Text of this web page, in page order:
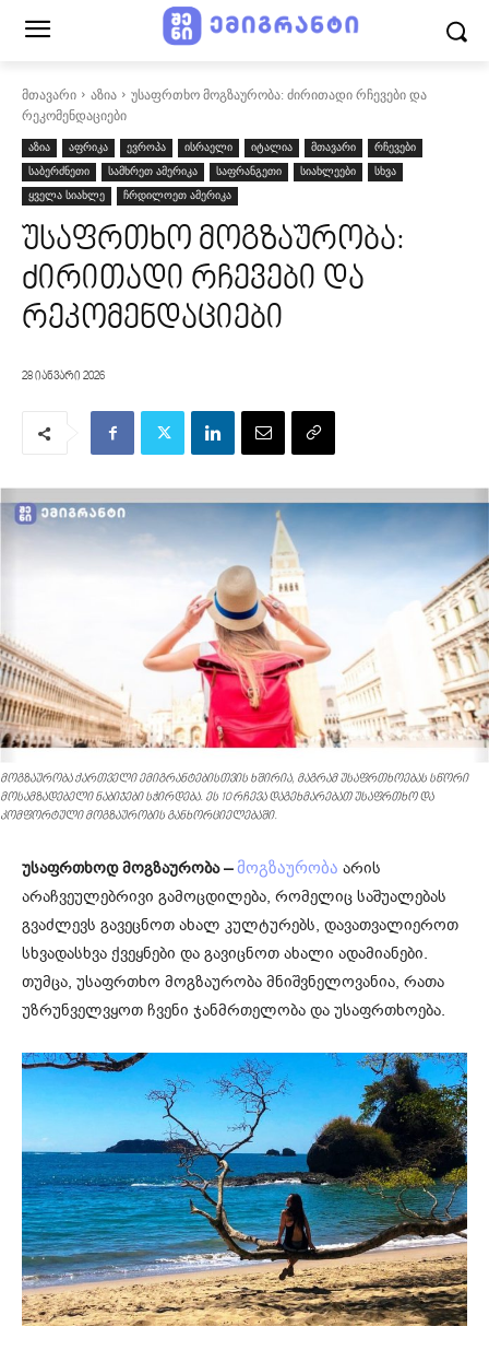
მთავარი აზია
უსაფრთხო მოგზაურობა: ძირითადი რჩევები და
რეკომენდაციები
აზია აფრიკა ევროპა ისრაელი იტალია მთავარი
რჩევები
საბერძნეთი
სამხრეთ ამერიკა საფრანგეთი სიახლეები
სხვა
ყველა სიახლე
ჩრდილოეთ ამერიკა
უსაფრთხო მოგზაურობა:
ძირითადი რჩევები და
რეკომენდაციები
28 იანვარი 2026
მოგზაურობა ქართველი ემიგრანტებისთვის ხშირია, მაგრამ უსაფრთხოებას სწორი
მოსამზადებელი ნაბიჯები სჭირდება. ეს 10 რჩევა დაგეხმარებათ უსაფრთხო და
კომფორტული მოგზაურობის განხორციელებაში.
უსაფრთხოდ მოგზაურობა – მოგზაურობა არის
არაჩვეულებრივი გამოცდილება, რომელიც საშუალებას
გვაძლევს გავეცნოთ ახალ კულტურებს, დავათვალიეროთ
სხვადასხვა ქვეყნები და გავიცნოთ ახალი ადამიანები.
თუმცა, უსაფრთხო მოგზაურობა მნიშვნელოვანია, რათა
უზრუნველვყოთ ჩვენი ჯანმრთელობა და უსაფრთხოება.